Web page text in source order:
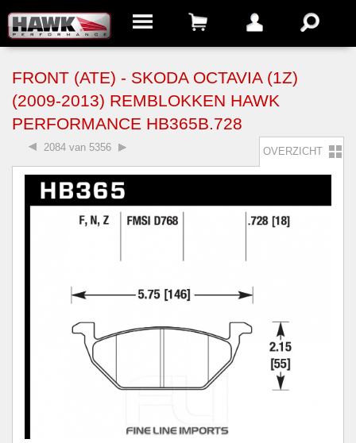
FRONT (ATE) - SKODA OCTAVIA (1Z)
(2009-2013) REMBLOKKEN HAWK
PERFORMANCE HB365B.728
2084 van 5356 OVERZICHT